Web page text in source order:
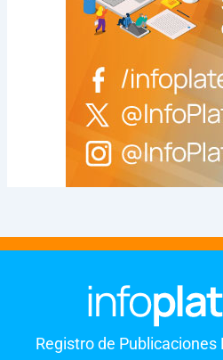
Registro de Publicaciones